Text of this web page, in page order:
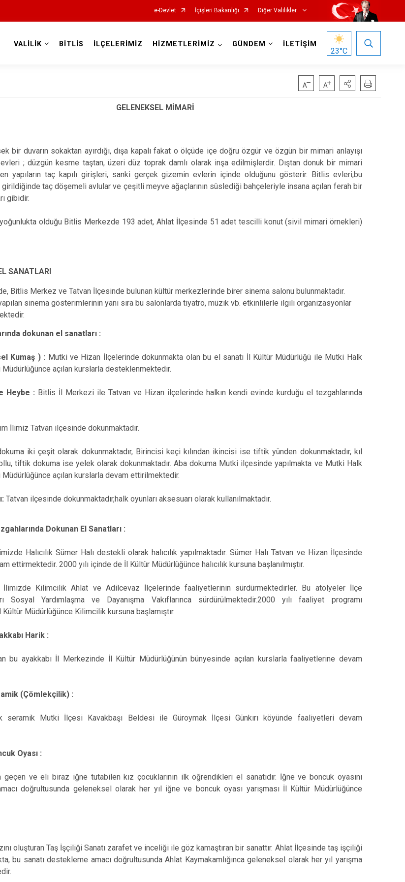
e-Devlet İçişleri Bakanlığı Diğer Valilikler
VALİLİK BİTLİS İLÇELERİMİZ HİZMETLERİMİZ GÜNDEM İLETİŞİM
23°C
GELENEKSEL MİMARİ
bir duvarın sokaktan ayırdığı, dışa kapalı fakat o ölçüde içe doğru özgür ve özgün bir mimari anlayışı
; düzgün kesme taştan, üzeri düz toprak damlı olarak inşa edilmişlerdir. Dıştan donuk bir mimari
yapıların taç kapılı girişleri, sanki gerçek gizemin evlerin içinde olduğunu gösterir. Bitlis evleri,bu
girildiğinde taç döşemeli avlular ve çeşitli meyve ağaçlarının süslediği bahçeleriyle insana açılan ferah bir
gibidir.
yoğunlukta olduğu Bitlis Merkezde 193 adet, Ahlat İlçesinde 51 adet tescilli konut (sivil mimari örnekleri)
SANATLARI
Bitlis Merkez ve Tatvan İlçesinde bulunan kültür merkezlerinde birer sinema salonu bulunmaktadır.
sinema gösterimlerinin yanı sıra bu salonlarda tiyatro, müzik vb. etkinlilerle ilgili organizasyonlar
dokunan el sanatları :
Kumaş ) : Mutki ve Hizan İlçelerinde dokunmakta olan bu el sanatı İl Kültür Müdürlüğü ile Mutki Halk
açılan kurslarla desteklenmektedir.
Heybe : Bitlis İl Merkezi ile Tatvan ve Hizan ilçelerinde halkın kendi evinde kurduğu el tezgahlarında
İlimiz Tatvan ilçesinde dokunmaktadır.
iki çeşit olarak dokunmaktadır, Birincisi keçi kılından ikincisi ise tiftik yünden dokunmaktadır, kıl
tiftik dokuma ise yelek olarak dokunmaktadır. Aba dokuma Mutki ilçesinde yapılmakta ve Mutki Halk
açılan kurslarla devam ettirilmektedir.
Tatvan ilçesinde dokunmaktadır,halk oyunları aksesuarı olarak kullanılmaktadır.
Dokunan El Sanatları :
Halıcılık Sümer Halı destekli olarak halıcılık yapılmaktadır. Sümer Halı Tatvan ve Hizan İlçesinde
ettirmektedir. 2000 yılı içinde de İl Kültür Müdürlüğünce halıcılık kursuna başlanılmıştır.
İlimizde Kilimcilik Ahlat ve Adilcevaz İlçelerinde faaliyetlerinin sürdürmektedirler. Bu atölyeler İlçe
Sosyal Yardımlaşma ve Dayanışma Vakıflarınca sürdürülmektedir.2000 yılı faaliyet programı
Müdürlüğünce Kilimcilik kursuna başlamıştır.
Harik :
bu ayakkabı İl Merkezinde İl Kültür Müdürlüğünün bünyesinde açılan kurslarla faaliyetlerine devam
(Çömlekçilik) :
seramik Mutki İlçesi Kavakbaşı Beldesi ile Güroymak İlçesi Günkırı köyünde faaliyetleri devam
Oyası :
geçen ve eli biraz iğne tutabilen kız çocuklarının ilk öğrendikleri el sanatıdır. İğne ve boncuk oyasını
doğrultusunda geleneksel olarak her yıl iğne ve boncuk oyası yarışması İl Kültür Müdürlüğünce
oluşturan Taş İşçiliği Sanatı zarafet ve inceliği ile göz kamaştıran bir sanattır. Ahlat İlçesinde taş işçiliği
bu sanatı destekleme amacı doğrultusunda Ahlat Kaymakamlığınca geleneksel olarak her yıl yarışma